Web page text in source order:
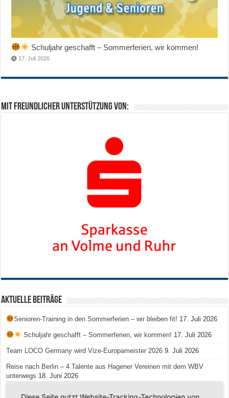
Schuljahr geschafft – Sommerferien, wir kommen!
17. Juli 2026
Mit freundlicher Unterstützung von:
Aktuelle Beiträge
Senioren-Training in den Sommerferien – wir bleiben fit! 17. Juli 2026
Schuljahr geschafft – Sommerferien, wir kommen! 17. Juli 2026
Team LOCO Germany wird Vize-Europameister 2026 9. Juli 2026
Reise nach Berlin – 4 Talente aus Hagener Vereinen mit dem WBV
unterwegs 18. Juni 2026